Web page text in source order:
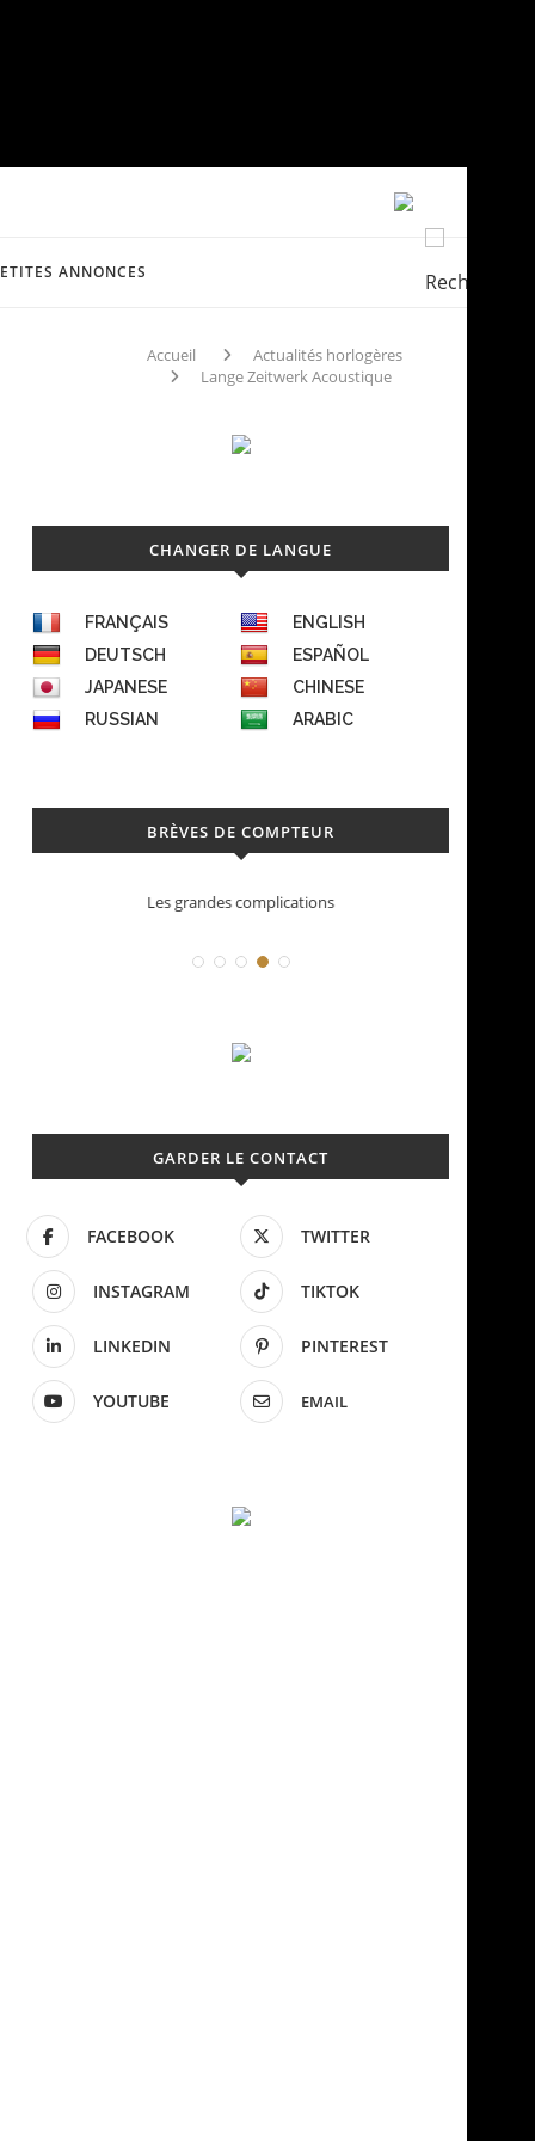
ANNONCES
Accueil
Actualités horlogères
Lange Zeitwerk Acoustique
CHANGER DE LANGUE
FRANÇAIS
ENGLISH
DEUTSCH
ESPAÑOL
JAPANESE
CHINESE
RUSSIAN
ARABIC
BRÈVES DE COMPTEUR
Les grandes complications
GARDER LE CONTACT
FACEBOOK TWITTER
INSTAGRAM TIKTOK
LINKEDIN PINTEREST
YOUTUBE EMAIL